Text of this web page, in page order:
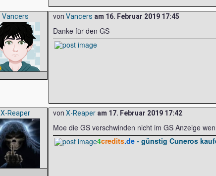
Vancers von Vancers am 16. Februar 2019 17:45
Danke für den GS
X-Reaper von X-Reaperam 17. Februar 2019 17:42
Moe die GS verschwinden nicht im GS Anzeige
4credits.de- günstig Cuneros